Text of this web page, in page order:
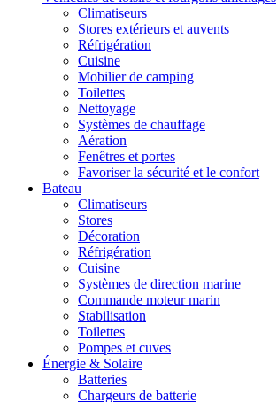
Climatiseurs
Stores extérieurs et auvents
Réfrigération
Cuisine
Mobilier de camping
Toilettes
Nettoyage
Systèmes de chauffage
Aération
Fenêtres et portes
Favoriser la sécurité et le confort
Bateau
Climatiseurs
Stores
Décoration
Réfrigération
Cuisine
Systèmes de direction marine
Commande moteur marin
Stabilisation
Toilettes
Pompes et cuves
Énergie & Solaire
Batteries
Chargeurs de batterie